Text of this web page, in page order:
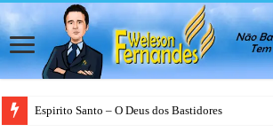
Espirito Santo – O Deus dos Bastidores